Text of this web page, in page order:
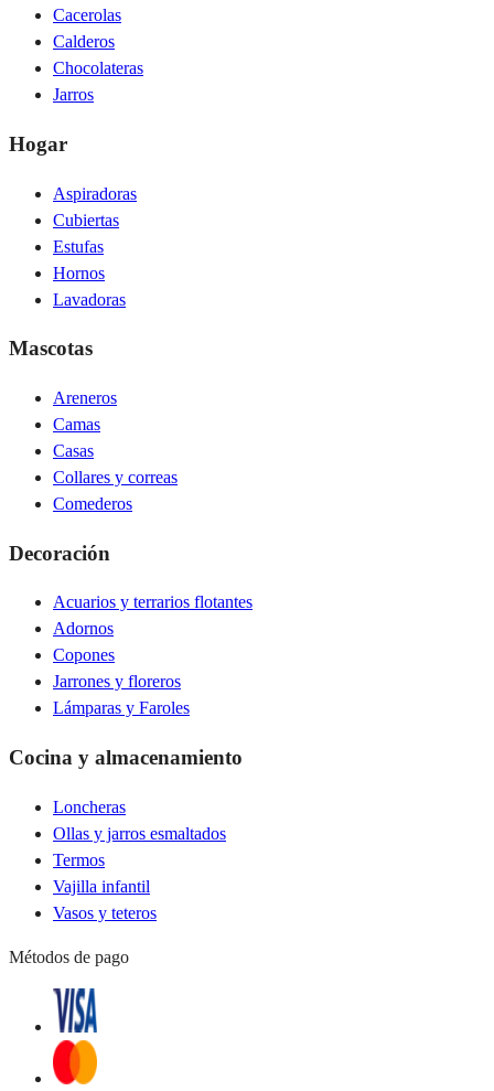
Cacerolas
Calderos
Chocolateras
Jarros
Hogar
Aspiradoras
Cubiertas
Estufas
Hornos
Lavadoras
Mascotas
Areneros
Camas
Casas
Collares y correas
Comederos
Decoración
Acuarios y terrarios flotantes
Adornos
Copones
Jarrones y floreros
Lámparas y Faroles
Cocina y almacenamiento
Loncheras
Ollas y jarros esmaltados
Termos
Vajilla infantil
Vasos y teteros
Métodos de pago